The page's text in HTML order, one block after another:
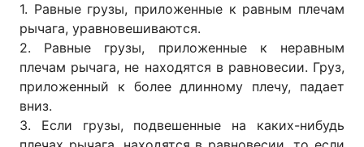
1. Равные грузы, приложенные к равным плечам
рычага, уравновешиваются.
2. Равные грузы, приложенные к неравным
плечам рычага, не находятся в равновесии. Груз,
приложенный к более длинному плечу, падает
вниз.
3. Если грузы, подвешенные на каких-нибудь